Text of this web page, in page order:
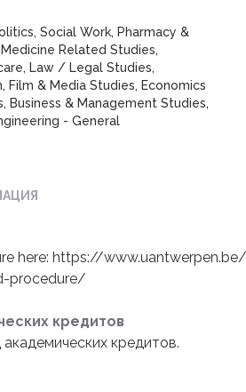
Social Work, Pharmacy &
Related Studies,
Law / Legal Studies,
Film & Media Studies, Economics
Business & Management Studies,
- General
here: https://
procedure/
кредитов
кредитов.